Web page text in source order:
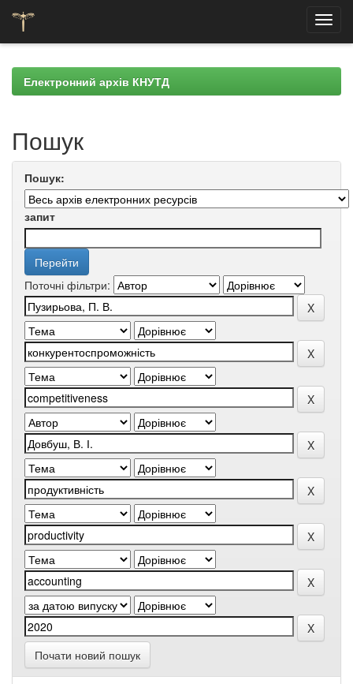
navigationЕлектронний архів КНУТД
Пошук
Пошук:
запит
Поточні фільтри:
Почати новий пошук